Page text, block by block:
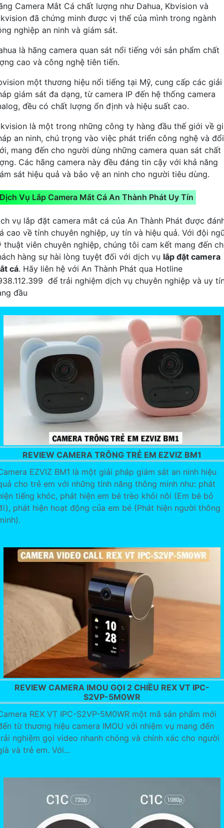
Camera Mắt Cá chất lượng như Dahua, Kbvision và
đã chứng minh được vị thế của mình trong ngành
nghiệp an ninh và giám sát.
là hãng camera quan sát nổi tiếng với sản phẩm chất
cao và công nghệ tiên tiến.
một thương hiệu nổi tiếng tại Mỹ, cung cấp các giải
giám sát đa dạng, từ camera IP đến hệ thống camera
đều có chất lượng ổn định và hiệu suất cao.
là một trong những công ty hàng đầu thế giới về
an ninh, chú trọng vào việc phát triển công nghệ và đổi
mang đến cho người dùng những camera quan sát chất
Các hãng camera này đều đáng tin cậy với khả năng
sát hiệu quả và bảo vệ an ninh cho người tiêu dùng.
Dịch Vụ Lắp Camera Mắt Cá An Thành Phát Uy Tín
vụ lắp đặt camera mắt cá của An Thành Phát được
cao về tính chuyên nghiệp, uy tín và hiệu quả. Với đội
thuật viên chuyên nghiệp, chúng tôi cam kết mang đến
hàng sự hài lòng tuyệt đối với dịch vụ lắp đặt camera
cá. Hãy liên hệ với An Thành Phát qua Hotline
để trải nghiệm dịch vụ chuyên nghiệp và uy
đầu
REVIEW CAMERA TRÔNG TRẺ EM EZVIZ BM1
EZVIZ BM1 là một giải pháp giám sát an ninh hiệu
cho trẻ em với những tính năng thông minh như: phát
tiếng khóc, phát hiện em bé trèo khỏi nôi (Em bé bỏ
phát hiện hoạt động của em bé (Phát hiện người thông
REVIEW CAMERA IMOU GỌI 2 CHIỀU REX VT IPC-
S2VP-5M0WR
REX VT IPC-S2VP-5M0WR một mã sản phẩm mới
từ thương hiệu camera IMOU với nhiệm vụ mang đến
nghiệm gọi video nhanh chóng và chính xác cho người
và trẻ em. Với...